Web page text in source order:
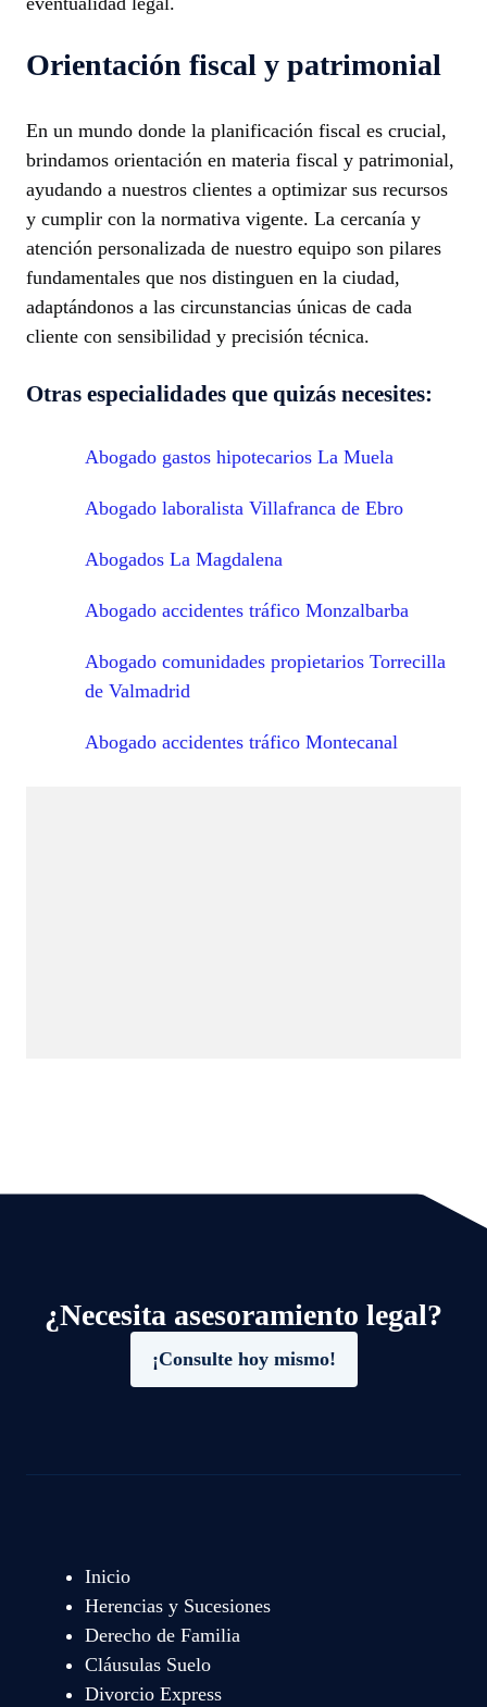
Orientación fiscal y patrimonial
En un mundo donde la planificación fiscal es crucial,
brindamos orientación en materia fiscal y patrimonial,
ayudando a nuestros clientes a optimizar sus recursos
y cumplir con la normativa vigente. La cercanía y
atención personalizada de nuestro equipo son pilares
fundamentales que nos distinguen en la ciudad,
adaptándonos a las circunstancias únicas de cada
cliente con sensibilidad y precisión técnica.
Otras especialidades que quizás necesites:
Abogado gastos hipotecarios La Muela
Abogado laboralista Villafranca de Ebro
Abogados La Magdalena
Abogado accidentes tráfico Monzalbarba
Abogado comunidades propietarios Torrecilla
de Valmadrid
Abogado accidentes tráfico Montecanal
¿Necesita asesoramiento legal?
¡Consulte hoy mismo!
Inicio
Herencias y Sucesiones
Derecho de Familia
Cláusulas Suelo
Divorcio Express